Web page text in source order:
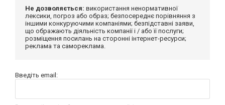
Не дозволяється: використання ненормативної
лексики, погроз або образ; безпосереднє порівняння з
іншими конкуруючими компаніями; безпідставні заяви,
що ображають діяльність компанії і / або її послуги;
розміщення посилань на сторонні інтернет-ресурси;
реклама та самореклама.
Введіть email: